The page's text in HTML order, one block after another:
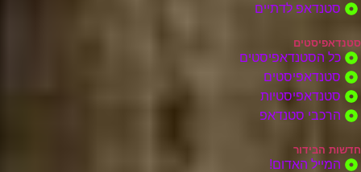
סטנדאפ לדתיים
סטנדאפיסטים
כל הסטנדאפיסטים
סטנדאפיסטים
סטנדאפיסטיות
הרכבי סטנדאפ
חדשות הבידור
המייל האדום!